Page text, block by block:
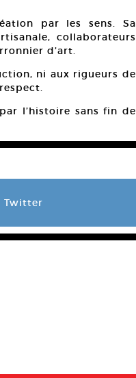
par les sens. Sa
collaborateurs
d’art.
ni aux rigueurs de
l’histoire sans fin de
Twitter